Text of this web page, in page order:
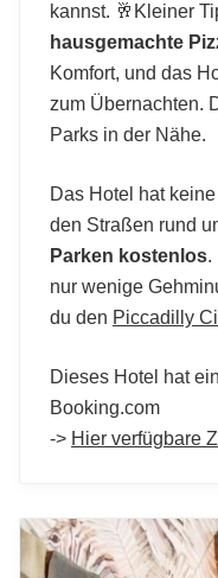
kannst. 🥂Kleiner
hausgemachte
Komfort, und das
zum Übernachten.
Parks in der Nähe.
Das Hotel hat
den Straßen rund
Parken kostenlos.
nur wenige
du den Piccadilly
Dieses Hotel hat
Booking.com
-> Hier verfügbare